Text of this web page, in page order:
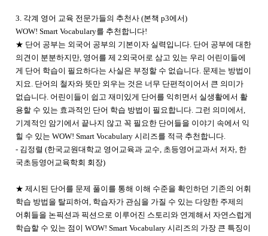
3. 각계 영어 교육 전문가들의 추천사 (본책 p3에서)
WOW! Smart Vocabulary를 추천합니다!
★ 단어 공부는 외국어 공부의 기본이자 실력입니다. 단어 공부에 대한
의견이 분분하지만, 영어를 제 2외국어로 삼고 있는 우리 어린이들에
게 단어 학습이 필요하다는 사실은 부정할 수 없습니다. 문제는 방법이
지요. 단어의 철자와 뜻만 외우는 것은 너무 단편적이어서 큰 의미가
없습니다. 어린이들이 쉽고 재미있게 단어를 익히면서 실생활에서 활
용할 수 있는 효과적인 단어 학습 방법이 필요합니다. 그런 의미에서,
기계적인 암기에서 끝나지 않고 꼭 필요한 단어들을 이야기 속에서 익
힐 수 있는 WOW! Smart Vocabulary 시리즈를 적극 추천합니다.
- 김정렬 (한국교원대학교 영어교육과 교수, 초등영어교과서 저자, 한
국초등영어교육학회 회장)
★ 제시된 단어를 문제 풀이를 통해 이해 수준을 확인하던 기존의 어휘
학습 방법을 탈피하여, 학습자가 관심을 가질 수 있는 다양한 주제의
어휘들을 논픽션과 픽션으로 이루어진 스토리와 연계해서 자연스럽게
학습할 수 있는 점이 WOW! Smart Vocabulary 시리즈의 가장 큰 특징이